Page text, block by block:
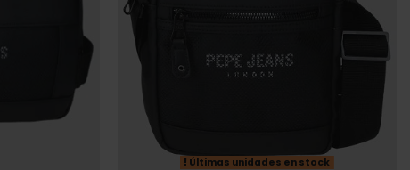
Últimas unidades en stock